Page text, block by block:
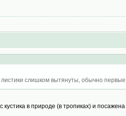
слишком вытянуты, обычно
в природе (в тропиках) и